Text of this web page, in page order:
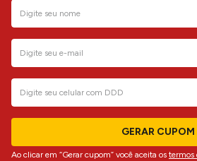
GERAR CUPOM
Ao clicar em “Gerar cupom” você aceita os termos